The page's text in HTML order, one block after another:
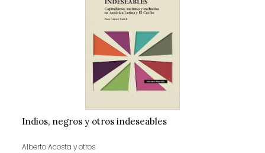
Indios, negros y otros indeseables
Alberto Acosta y otros